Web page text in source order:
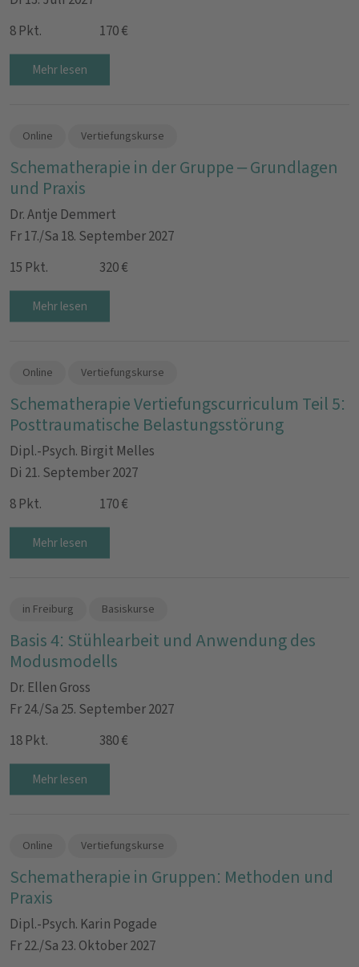
8 Pkt.
170 €
Mehr lesen
Online Vertiefungskurse
Schematherapie in der Gruppe – Grundlagen
und Praxis
Dr. Antje Demmert
Fr 17./Sa 18. September 2027
15 Pkt.
320 €
Mehr lesen
Online Vertiefungskurse
Schematherapie Vertiefungscurriculum Teil 5:
Posttraumatische Belastungsstörung
Dipl.-Psych. Birgit Melles
Di 21. September 2027
8 Pkt.
170 €
Mehr lesen
in Freiburg Basiskurse
Basis 4: Stühlearbeit und Anwendung des
Modusmodells
Dr. Ellen Gross
Fr 24./Sa 25. September 2027
18 Pkt.
380 €
Mehr lesen
Online Vertiefungskurse
Schematherapie in Gruppen: Methoden und
Praxis
Dipl.-Psych. Karin Pogade
Fr 22./Sa 23. Oktober 2027